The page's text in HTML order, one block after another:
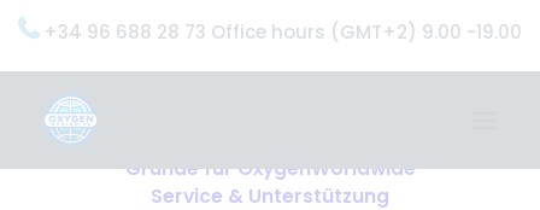
+34 96 688 28 73 Office hours (GMT+2) 9.00 -19.00
Gründe für OxygenWorldwide
Service & Unterstützung